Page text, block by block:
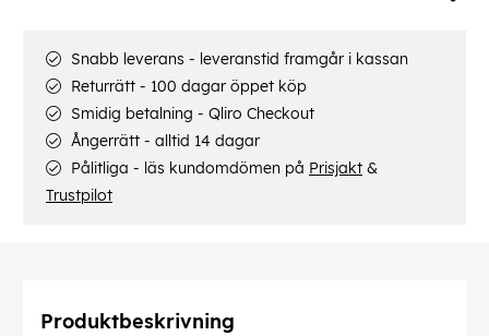
Snabb leverans - leveranstid framgår i kassan
Returrätt - 100 dagar öppet köp
Smidig betalning - Qliro Checkout
Ångerrätt - alltid 14 dagar
Pålitliga - läs kundomdömen på Prisjakt &
Trustpilot
Produktbeskrivning